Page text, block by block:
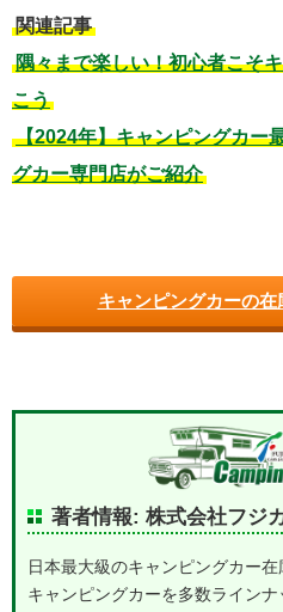
関連記事
隅々まで楽しい！初心者こそ
こう
【2024年】キャンピングカー
グカー専門店がご紹介
キャンピングカーの
著者情報: 株式会社フジ
日本最大級のキャンピングカー
キャンピングカーを多数ライン